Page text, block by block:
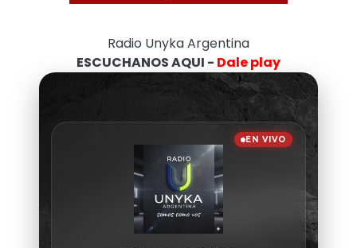
Radio Unyka Argentina
ESCUCHANOS AQUI - Dale play